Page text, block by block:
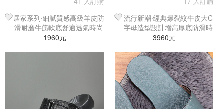
居家系列‧細膩質感高級羊皮防
滑耐磨牛筋軟底舒適透氣時尚
百搭室內拖鞋
1960元
流行新潮‧經典爆裂紋牛皮大C
字母造型設計增高厚底防滑時
尚沙灘鞋／涼鞋／拖鞋
3960元